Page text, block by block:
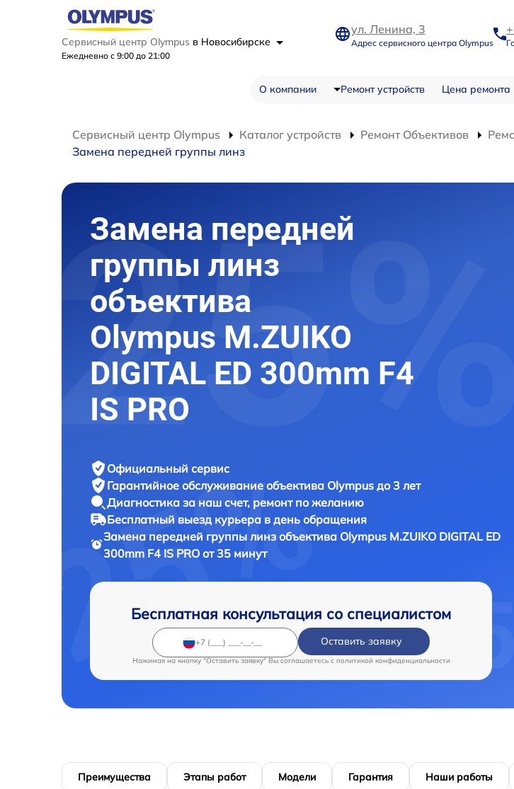
Сервисный центр Olympus в Новосибирске
Ежедневно с 9:00 до 21:00
ул. Ленина, 3
Адрес сервисного центра Olympus
О компании Ремонт устройств Цена ремонта
Сервисный центр Olympus Каталог устройств Ремонт Объективов
Замена передней группы линз
Замена передней
группы линз
объектива
Olympus M.ZUIKO
DIGITAL ED 300mm F4
IS PRO
Официальный сервис
Гарантийное обслуживание объектива Olympus до 3 лет
Диагностика за наш счет, ремонт по желанию
Бесплатный выезд курьера в день обращения
Замена передней группы линз объектива Olympus M.ZUIKO DIGITAL ED
300mm F4 IS PRO от 35 минут
Бесплатная консультация со специалистом
Оставить заявку
Нажимая на кнопку "Оставить заявку" Вы соглашаетесь c политикой конфиденциальности
Преимущества Этапы работ Модели Гарантия Наши работы